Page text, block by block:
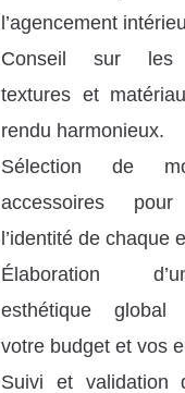
l’agencement
Conseil sur les
textures et
rendu harmonieux.
Sélection de
accessoires pour
l’identité de chaque
Élaboration
esthétique global
votre budget et vos
Suivi et validation